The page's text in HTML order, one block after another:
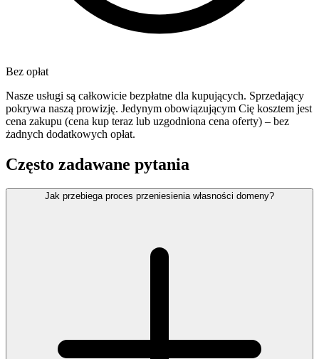
Bez opłat
Nasze usługi są całkowicie bezpłatne dla kupujących. Sprzedający
pokrywa naszą prowizję. Jedynym obowiązującym Cię kosztem jest
cena zakupu (cena kup teraz lub uzgodniona cena oferty) – bez
żadnych dodatkowych opłat.
Często zadawane pytania
Jak przebiega proces przeniesienia własności domeny?